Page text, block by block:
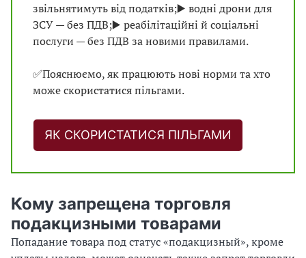
звільнятимуть від податків;▶️ водні дрони для
ЗСУ — без ПДВ;▶️ реабілітаційні й соціальні
послуги — без ПДВ за новими правилами.
✅Пояснюємо, як працюють нові норми та хто
може скористатися пільгами.
ЯК СКОРИСТАТИСЯ ПІЛЬГАМИ
Кому запрещена торговля
подакцизными товарами
Попадание товара под статус «подакцизный», кроме